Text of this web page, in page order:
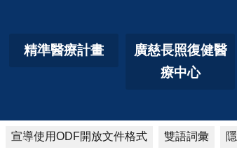
精準醫療計畫
廣慈長照復健醫
療中心
宣導使用ODF開放文件格式 雙語詞彙